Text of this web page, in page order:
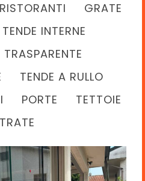
GRATE
TENDE INTERNE
TENDE A RULLO
PORTE
TETTOIE